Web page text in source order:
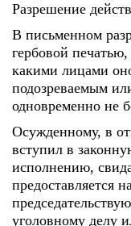
Разрешение
В письменном
гербовой
какими лицами
подозреваемым
одновременно не
Осужденному, в
вступил в
исполнению,
предоставляется
уголовному делу